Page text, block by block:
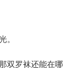
。
双罗袜还能在哪